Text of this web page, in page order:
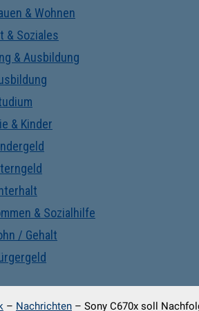
& Wohnen
& Soziales
& Ausbildung
& Kinder
& Sozialhilfe
/ Gehalt
– Nachrichten – Sony C670x soll